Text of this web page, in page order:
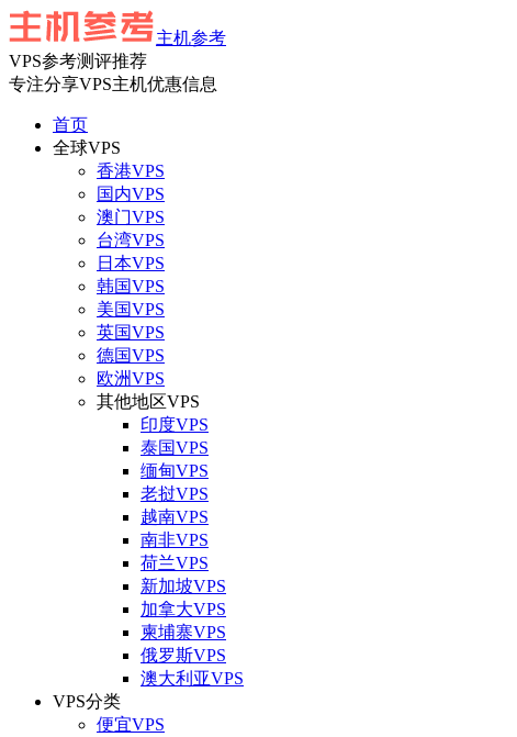
主机参考
VPS参考测评推荐
专注分享VPS主机优惠信息
首页
全球VPS
香港VPS
国内VPS
澳门VPS
台湾VPS
日本VPS
韩国VPS
美国VPS
英国VPS
德国VPS
欧洲VPS
其他地区VPS
印度VPS
泰国VPS
缅甸VPS
老挝VPS
越南VPS
南非VPS
荷兰VPS
新加坡VPS
加拿大VPS
柬埔寨VPS
俄罗斯VPS
澳大利亚VPS
VPS分类
便宜VPS